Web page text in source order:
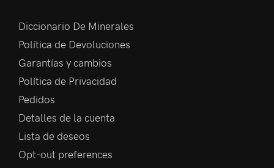
Diccionario De Minerales
Política de Devoluciones
Garantías y cambios
Política de Privacidad
Pedidos
Detalles de la cuenta
Lista de deseos
Opt-out preferences